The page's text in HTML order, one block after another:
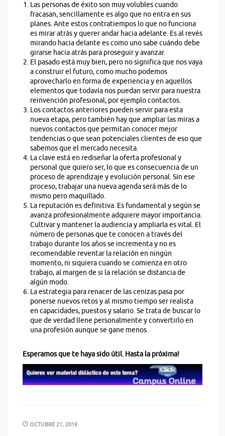
Las personas de éxito son muy volubles cuando
fracasan, sencillamente es algo que no entra en sus
planes. Ante estos contratiempos lo que no funciona
es mirar atrás y querer andar hacia adelante. Es al revés
mirando hacia delante es como uno sabe cuándo debe
girarse hacia atrás para proseguir y avanzar.
El pasado está muy bien, pero no significa que nos vaya
a construir el futuro, como mucho podemos
aprovecharlo en forma de experiencia y en aquellos
elementos que todavía nos puedan servir para nuestra
reinvención profesional, por ejemplo contactos.
Los contactos anteriores pueden servir para esta
nueva etapa, pero también hay que ampliar las miras a
nuevos contactos que permitan conocer mejor
tendencias o que sean potenciales clientes de eso que
sabemos que el mercado necesita.
La clave está en rediseñar la oferta profesional y
personal que quiero ser, lo que es consecuencia de un
proceso de aprendizaje y evolución personal. Sin ese
proceso, trabajar una nueva agenda será más de lo
mismo pero maquillado.
La reputación es definitiva. Es fundamental y según se
avanza profesionalmente adquiere mayor importancia.
Cultivar y mantener la audiencia y ampliarla es vital. El
número de personas que te conocen a través del
trabajo durante los años se incrementa y no es
recomendable reventar la relación en ningún
momento, ni siquiera cuando se comienza en otro
trabajo, al margen de si la relación se distancia de
algún modo.
La estrategia para renacer de las cenizas pasa por
ponerse nuevos retos y al mismo tiempo ser realista
en capacidades, puestos y salario. Se trata de buscar lo
que de verdad llene personalmente y convertirlo en
una profesión aunque se gane menos.
Esperamos que te haya sido útil. Hasta la próxima!
OCTUBRE 21, 2019